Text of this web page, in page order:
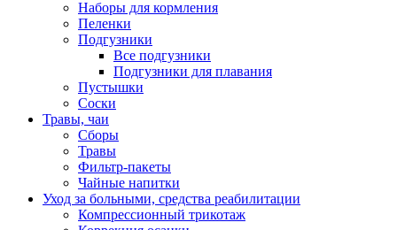
Наборы для кормления
Пеленки
Подгузники
Все подгузники
Подгузники для плавания
Пустышки
Соски
Травы, чаи
Сборы
Травы
Фильтр-пакеты
Чайные напитки
Уход за больными, средства реабилитации
Компрессионный трикотаж